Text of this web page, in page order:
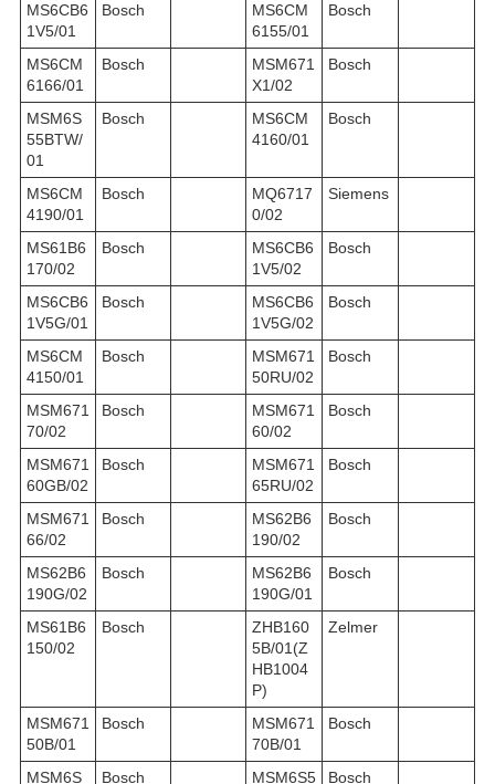
MS6CB6
1V5/01
Bosch
MS6CM
6155/01
Bosch
MS6CM
6166/01
Bosch
MSM671
X1/02
Bosch
MSM6S
55BTW/
01
Bosch
MS6CM
4160/01
Bosch
MS6CM
4190/01
Bosch
MQ6717
0/02
Siemens
MS61B6
170/02
Bosch
MS6CB6
1V5/02
Bosch
MS6CB6
1V5G/01
Bosch
MS6CB6
1V5G/02
Bosch
MS6CM
4150/01
Bosch
MSM671
50RU/02
Bosch
MSM671
70/02
Bosch
MSM671
60/02
Bosch
MSM671
60GB/02
Bosch
MSM671
65RU/02
Bosch
MSM671
66/02
Bosch
MS62B6
190/02
Bosch
MS62B6
190G/02
Bosch
MS62B6
190G/01
Bosch
MS61B6
150/02
Bosch
ZHB160
5B/01(Z
HB1004
P)
Zelmer
MSM671
50B/01
Bosch
MSM671
70B/01
Bosch
MSM6S Bosch MSM6S5 Bosch